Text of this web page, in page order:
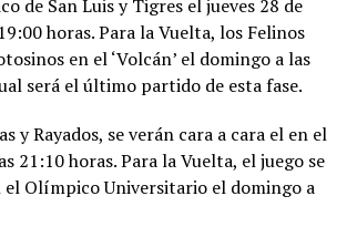
de San Luis y Tigres el jueves 28 de
horas. Para la Vuelta, los Felinos
en el ‘Volcán’ el domingo a las
será el último partido de esta fase.
y Rayados, se verán cara a cara el en el
21:10 horas. Para la Vuelta, el juego se
el Olímpico Universitario el domingo a